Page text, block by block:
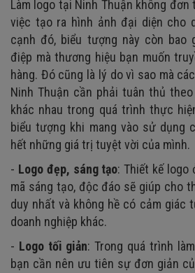
Làm logo tại Ninh Thuận không
việc tạo ra hình ảnh đại diện cho
cạnh đó, biểu tượng này còn bao
điệp mà thương hiệu bạn muốn
hàng. Đó cũng là lý do vì sao mà
Ninh Thuận cần phải tuân thủ
khác nhau trong quá trình thực
biểu tượng khi mang vào sử dụng
hết những giá trị tuyệt vời của mình.
- Logo đẹp, sáng tạo: Thiết kế logo
mã sáng tạo, độc đáo sẽ giúp cho
duy nhất và không hề có cảm giác
doanh nghiệp khác.
- Logo tối giản: Trong quá trình
bạn cần nên ưu tiên sự đơn giản